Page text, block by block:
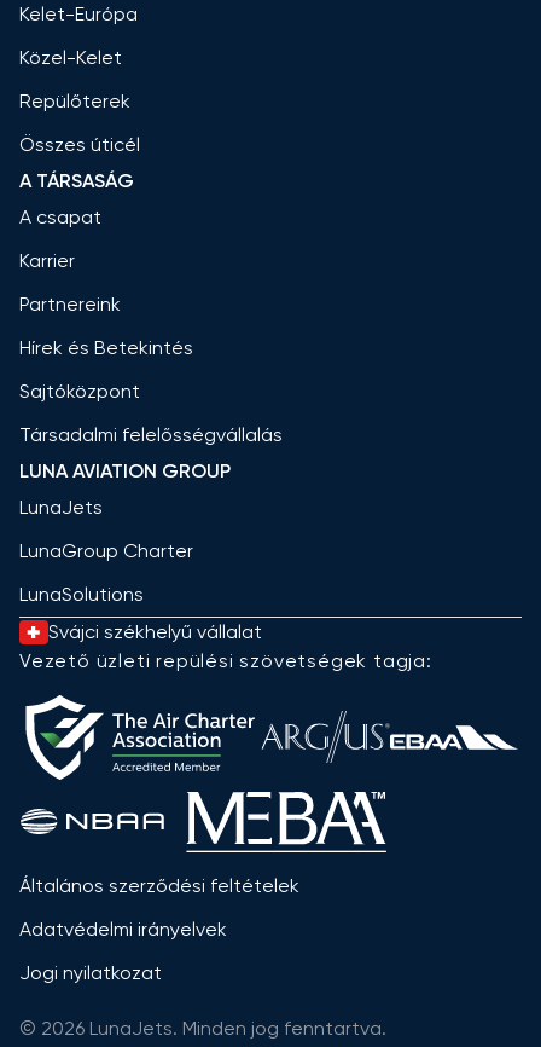
Kelet-Európa
Közel-Kelet
Repülőterek
Összes úticél
A TÁRSASÁG
A csapat
Karrier
Partnereink
Hírek és Betekintés
Sajtóközpont
Társadalmi felelősségvállalás
LUNA AVIATION GROUP
LunaJets
LunaGroup Charter
LunaSolutions
Svájci székhelyű vállalat
Vezető üzleti repülési szövetségek tagja:
Általános szerződési feltételek
Adatvédelmi irányelvek
Jogi nyilatkozat
© 2026 LunaJets. Minden jog fenntartva.